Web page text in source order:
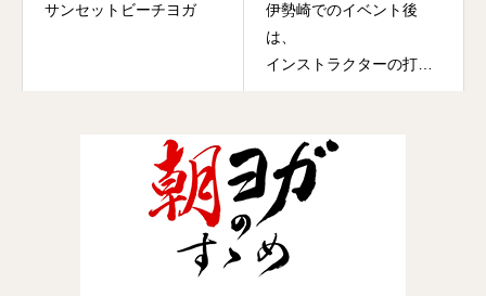
サンセットビーチヨガ
伊勢崎でのイベント後
は、
インストラクターの打ち